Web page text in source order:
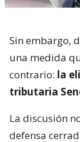
Sin embargo,
una medida
contrario: la
tributaria
La discusión
defensa